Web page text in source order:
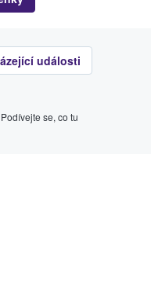
události
se, co tu